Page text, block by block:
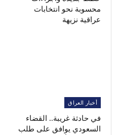
محسوبة نحو انتخابات
عراقية نزيهة
أخبار العراق
في حادثة غريبة.. القضاء
السعودي يوافق على طلب